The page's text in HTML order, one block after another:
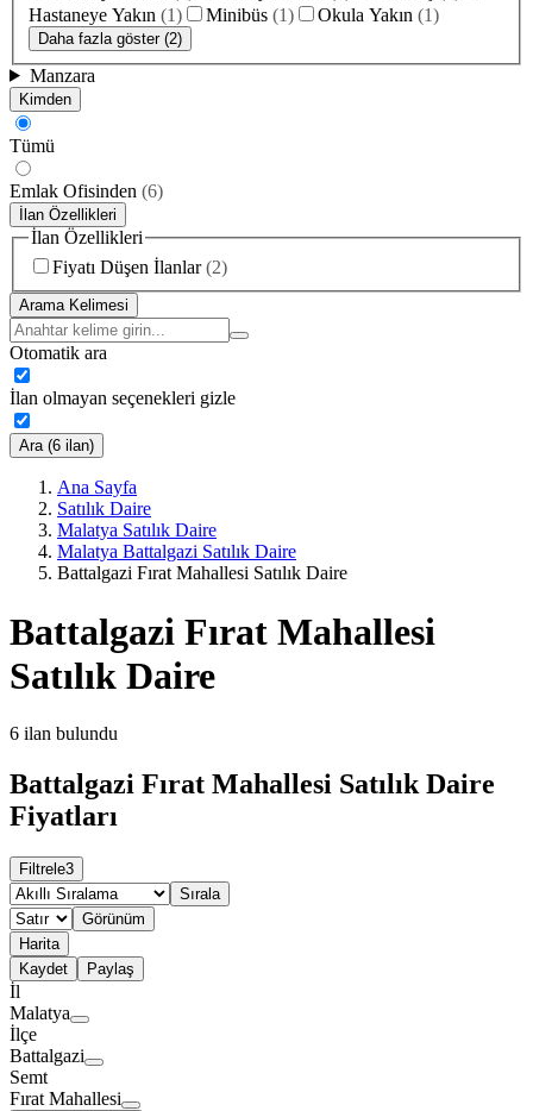
Hastaneye Yakın (1) Minibüs (1) Okula Yakın (1)
Daha fazla göster (2)
Manzara
Kimden
Tümü
Emlak Ofisinden (6)
İlan Özellikleri
İlan Özellikleri
Fiyatı Düşen İlanlar (2)
Arama Kelimesi
Otomatik ara
İlan olmayan seçenekleri gizle
Ara (6 ilan)
Ana Sayfa
Satılık Daire
Malatya Satılık Daire
Malatya Battalgazi Satılık Daire
Battalgazi Fırat Mahallesi Satılık Daire
Battalgazi Fırat Mahallesi
Satılık Daire
6 ilan bulundu
Battalgazi Fırat Mahallesi Satılık Daire
Fiyatları
Filtrele3
Sırala
Görünüm
Harita
Kaydet
Paylaş
İl
Malatya
İlçe
Battalgazi
Semt
Fırat Mahallesi